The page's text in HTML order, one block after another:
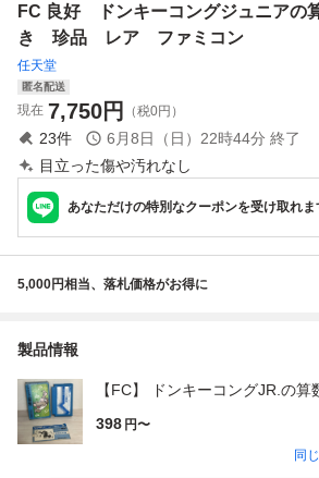
FC 良好 ドンキーコングジュニアの
き 珍品 レア ファミコン
任天堂
匿名配送
現在 7,750円 （税0円）
23件 6月8日（日）22時44分 終了
目立った傷や汚れなし
あなただけの特別なクーポンを受け取れま
5,000円相当、落札価格がお得に
製品情報
【FC】 ドンキーコングJR.の算
398 円〜
同